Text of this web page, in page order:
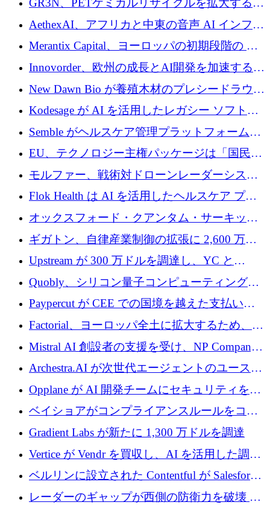
上げ
を構築
GR3N、PETケミカルリサイクルを拡大するた
めにシリーズBで1,550万ユーロを調達
AethexAI、アフリカと中東の音声 AI インフラ
ストラクチャを構築するために 300 万ドルを
Merantix Capital、ヨーロッパの初期段階の AI
スタートアップ向けに 1 億 300 万ユーロのフ
ァンドを立ち上げる
Innovorder、欧州の成長とAI開発を加速するた
めに2,000万ユーロを確保
New Dawn Bio が養殖木材のプレシードラウン
ドで 210 万ユーロを調達
Kodesage が AI を活用したレガシー ソフトウ
ェアの最新化のために 660 万ドルを調達
Semble がヘルスケア管理プラットフォームを
拡大するためにシリーズ C で 3,000 万ポンド
を調達
EU、テクノロジー主権パッケージは「国民の
保護」に関するものだと発言
モルファー、戦術対ドローンレーダーシステ
ムを最前線に近づけるために150万ユーロを調
Flok Health は AI を活用したヘルスケア プラ
ットフォームの成長に 1,250 万ドルを投資
オックスフォード・クアンタム・サーキット
が「成人向け」2億6,000万ポンドの資金調達
ラウンドを獲得
ギガトン、自律産業制御の拡張に 2,600 万ド
ルを調達
Upstream が 300 万ドルを調達し、YC と
Xavier Niel が支援する共同 AI 受信箱を立ち上
げる
Quobly、シリコン量子コンピューティングの
商用化のためにシリーズ A で 1 億 1,500 万ユ
ーロを調達
Paypercut が CEE での国境を越えた支払いを
拡大するために 500 万ユーロを確保
Factorial、ヨーロッパ全土に拡大するため、25
億ドルの評価額で1億5,000万ドルのシリーズD
Mistral AI 創設者の支援を受け、NP Company
がエンジニアリング向け AI を推進するために
600 万ユーロのプレシードを確保
Archestra.AI が次世代エージェントのユースケ
ースを実現するために 1,000 万ドルを調達
Opplane が AI 開発チームにセキュリティをも
たらすために 450 万ユーロを調達
ベイショアがコンプライアンスルールをコー
ド化するために800万ドルを調達
Gradient Labs が新たに 1,300 万ドルを調達
Vertice が Vendr を買収し、AI を活用した調達
インテリジェンス プラットフォームを構築
ベルリンに設立された Contentful が Salesforce
に買収される
レーダーのギャップが西側の防衛力を破壊 —